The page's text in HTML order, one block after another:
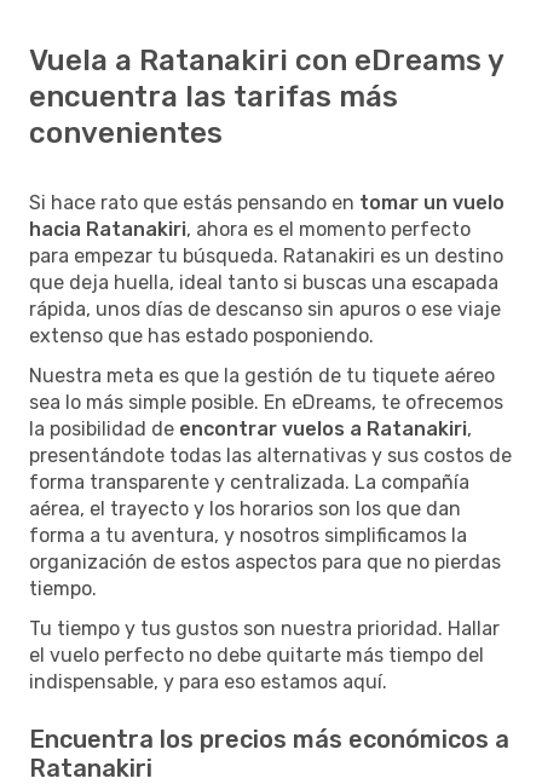
Vuela a Ratanakiri con eDreams y
encuentra las tarifas más
convenientes
Si hace rato que estás pensando en tomar un vuelo
hacia Ratanakiri, ahora es el momento perfecto
para empezar tu búsqueda. Ratanakiri es un destino
que deja huella, ideal tanto si buscas una escapada
rápida, unos días de descanso sin apuros o ese viaje
extenso que has estado posponiendo.
Nuestra meta es que la gestión de tu tiquete aéreo
sea lo más simple posible. En eDreams, te ofrecemos
la posibilidad de encontrar vuelos a Ratanakiri,
presentándote todas las alternativas y sus costos de
forma transparente y centralizada. La compañía
aérea, el trayecto y los horarios son los que dan
forma a tu aventura, y nosotros simplificamos la
organización de estos aspectos para que no pierdas
tiempo.
Tu tiempo y tus gustos son nuestra prioridad. Hallar
el vuelo perfecto no debe quitarte más tiempo del
indispensable, y para eso estamos aquí.
Encuentra los precios más económicos a
Ratanakiri